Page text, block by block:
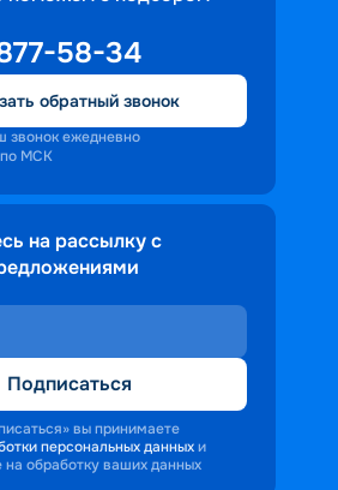
и заинтересованность
в каждом госте.
теплохода, пассажиры
иную атмосферу,
к приключениям и
58-34
обратный звонок
звонок ежедневно
по МСК
на рассылку с
Подписаться
вы принимаете
персональных данных и
на обработку ваших данных